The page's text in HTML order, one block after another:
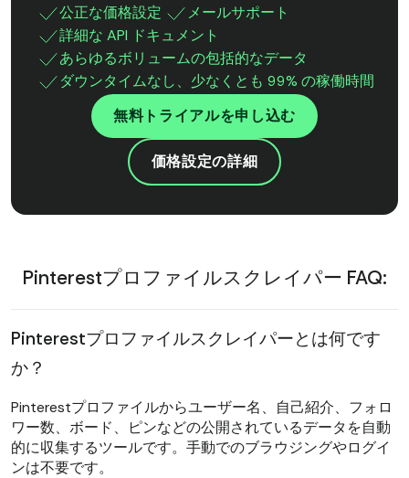
公正な価格設定
メールサポート
詳細な API ドキュメント
あらゆるボリュームの包括的なデータ
ダウンタイムなし、少なくとも 99% の稼働時間
無料トライアルを申し込む
価格設定の詳細
Pinterestプロファイルスクレイパー FAQ:
Pinterestプロファイルスクレイパーとは何です
か？
Pinterestプロファイルからユーザー名、自己紹介、フォロ
ワー数、ボード、ピンなどの公開されているデータを自動
的に収集するツールです。手動でのブラウジングやログイ
ンは不要です。